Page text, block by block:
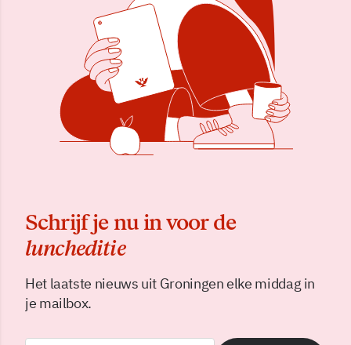
Schrijf je nu in voor de
luncheditie
Het laatste nieuws uit Groningen elke middag in
je mailbox.